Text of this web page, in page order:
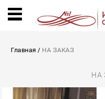
Главная / НА ЗАКАЗ
НА